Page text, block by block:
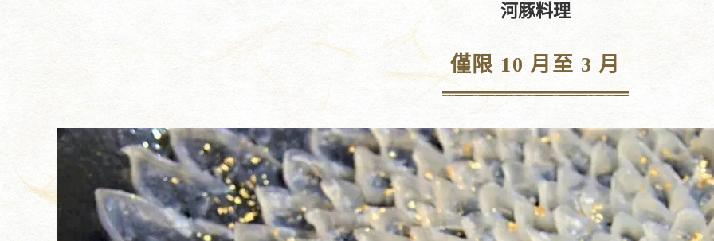
河豚料理
僅限 10 月至 3 月